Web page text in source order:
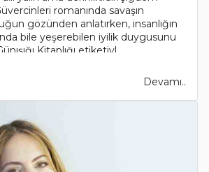
romanında savaşın
gözünden anlatırken, insanlığın
bile yeşerebilen iyilik duygusunu
Kitaplığı etiketiyl..
Devamı..